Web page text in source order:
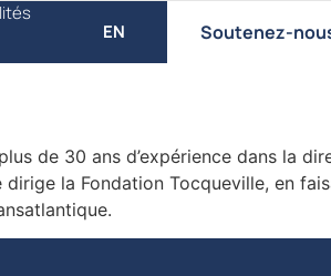
EN
Soutenez-
de 30 ans d’expérience dans la
la Fondation Tocqueville, en